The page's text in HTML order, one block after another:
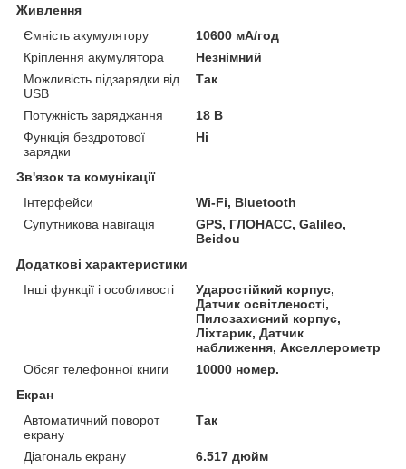
Живлення
Ємність акумулятору
10600 мА/год
Кріплення акумулятора
Незнімний
Можливість підзарядки від
USB
Так
Потужність заряджання
18 В
Функція бездротової
зарядки
Ні
Зв'язок та комунікації
Інтерфейси
Wi-Fi, Bluetooth
Супутникова навігація
GPS, ГЛОНАСС, Galileo,
Beidou
Додаткові характеристики
Інші функції і особливості
Ударостійкий корпус,
Датчик освітленості,
Пилозахисний корпус,
Ліхтарик, Датчик
наближення, Акселлерометр
Обсяг телефонної книги
10000 номер.
Екран
Автоматичний поворот
екрану
Так
Діагональ екрану
6.517 дюйм